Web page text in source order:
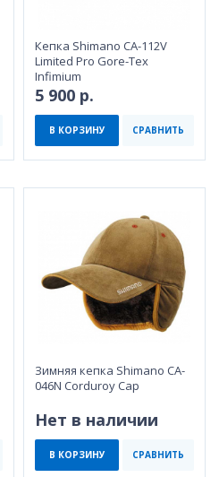
Кепка Shimano CA-112V
Limited Pro Gore-Tex
Infimium
5 900 р.
В КОРЗИНУ СРАВНИТЬ
Зимняя кепка Shimano CA-
046N Corduroy Cap
Нет в наличии
В КОРЗИНУ СРАВНИТЬ